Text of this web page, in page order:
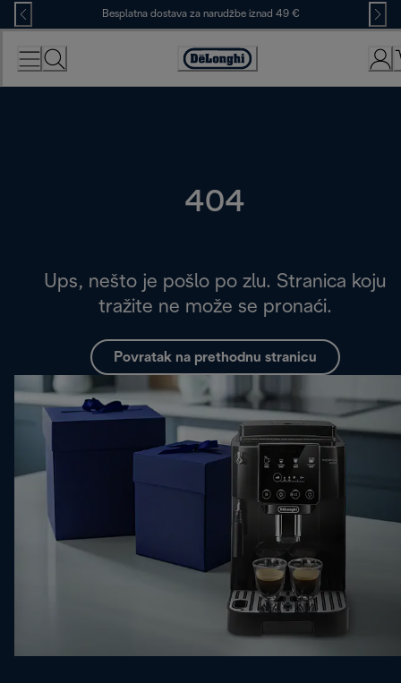
Skip
to
Content
Besplatna dostava za narudžbe iznad 49 €
Accessibility
Statement
404
Ups, nešto je pošlo po zlu. Stranica koju
tražite ne može se pronaći.
Povratak na prethodnu stranicu